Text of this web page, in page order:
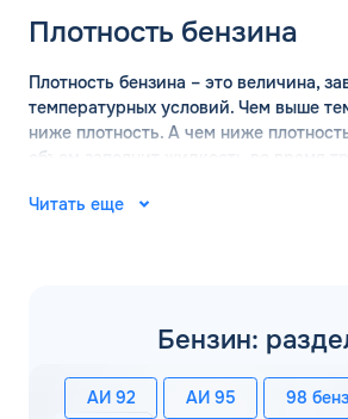
Плотность бензина
Плотность бензина – это величина,
температурных условий. Чем выше
ниже плотность. А чем ниже
объем заполнит жидкость во время
обязательно проводится измерение
АИ-95 – 750 кг/м3;
Читать еще
Бензин:
АИ 92 АИ 95 98
Имя*
Телефон*
Спасибо! Ваша
Мы свяжемся с Вами в
рабочее время: пн-пт с
по МСК